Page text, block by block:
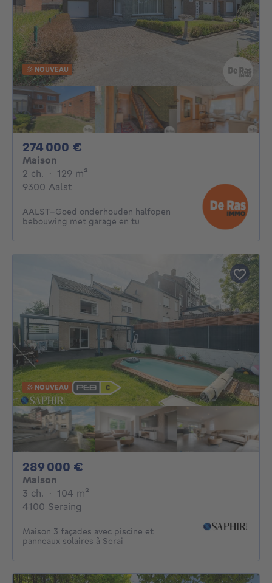
NOUVEAU
274 000 €
Maison
2 ch. 2 chambres
· 129 m²
9300 Aalst
AALST–Goed onderhouden halfopen
bebouwing met garage en tu
NOUVEAU
289 000 €
Maison
3 ch. 3 chambres
· 104 m²
4100 Seraing
Maison 3 façades avec piscine et
panneaux solaires à Serai